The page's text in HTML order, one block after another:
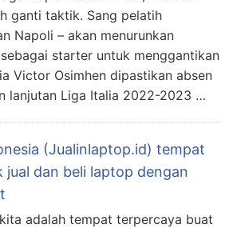
ganti taktik. Sang pelatih
Napoli – akan menurunkan
starter untuk menggantikan
Victor Osimhen dipastikan absen
lanjutan Liga Italia 2022-2023 …
(Jualinlaptop.id) tempat
dan beli laptop dengan
adalah tempat terpercaya buat